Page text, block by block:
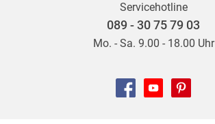
Servicehotline
089 - 30 75 79 03
Mo. - Sa. 9.00 - 18.00 Uhr